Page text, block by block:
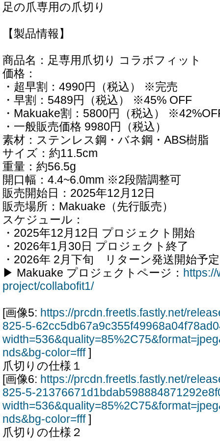
足の爪専用の爪切り
【製品情報】
商品名：足専用爪切り コラボフィット
価格：
・超早割：4990円（税込） ※完売
・早割：5489円（税込） ※45% OFF
・Makuake割：5800円（税込）
・一般販売価格 9980円（税込）
素材：ステンレス鋼・バネ鋼・ABS樹脂
サイズ：約11.5cm
重量：約56.5g
開口幅：4.4~6.0mm ※2段階調整可
販売開始日：2025年12月12日
販売場所：Makuake（先行販売）
スケジュール：
・2025年12月12日 プロジェクト開始
・2026年1月30日 プロジェクト終了
・2026年 2月下旬 リターン発送開始予定
▶ Makuake プロジェクトページ：
project/collabofit1/
[画像5: https://prcdn.freetls.fastly.net/
825-5-
nds&bg-color=fff]
爪切りの仕様１
[画像6: https://prcdn.freetls.fastly.net/
825-5-
nds&bg-color=fff]
爪切りの仕様２